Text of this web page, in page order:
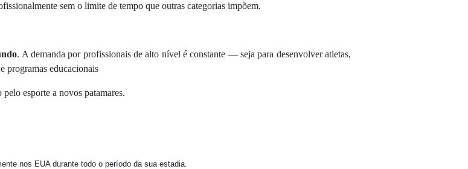
sem o limite de tempo que outras categorias impõem.
. A demanda por profissionais de alto nível é constante — seja para desenvolver atletas,
programas educacionais
esporte a novos patamares.
nos EUA durante todo o período da sua estadia.